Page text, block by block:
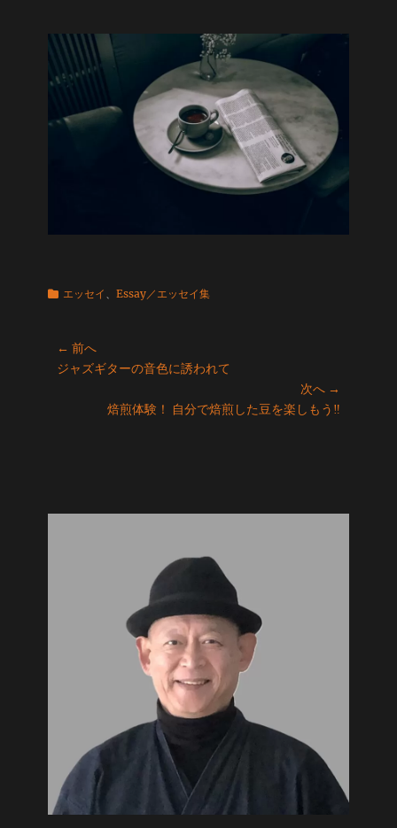
カ エッセイ 、 Essay／エッセイ集
投
稿
ョ
← 前へ
前
ジャズギターの音色に誘われて
次へ →
焙煎体験！ 自分で焙煎した豆を楽しもう‼